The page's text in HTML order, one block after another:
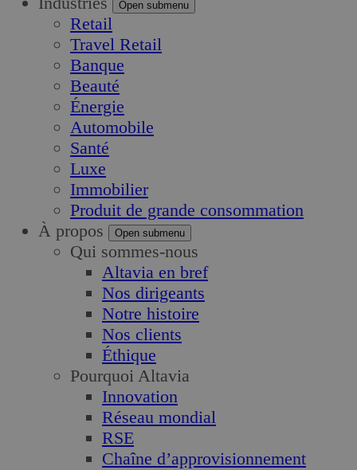
Open submenu
Retail
Travel Retail
Banque
Beauté
Énergie
Automobile
Santé
Luxe
Immobilier
Produit de grande consommation
À propos
Open submenu
Qui sommes-nous
Altavia en bref
Nos dirigeants
Notre histoire
Nos clients
Éthique
Pourquoi Altavia
Innovation
Réseau mondial
RSE
Chaîne d’approvisionnement